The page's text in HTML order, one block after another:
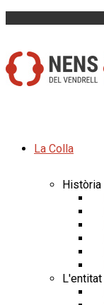
La Colla
Història
L'entitat